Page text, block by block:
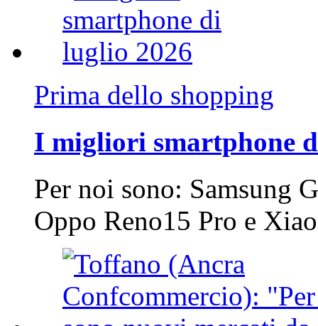
Prima dello shopping
I migliori smartphone
Per noi sono: Samsung
Oppo Reno15 Pro e